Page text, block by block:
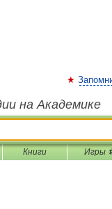
на Академике
Книги Игры